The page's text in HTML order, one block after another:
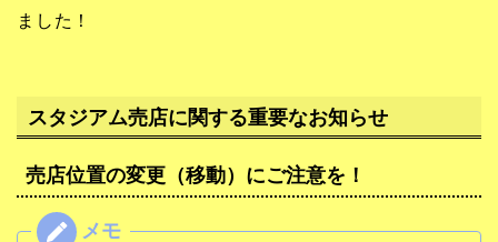
ました！
スタジアム売店に関する重要なお知らせ
売店位置の変更（移動）にご注意を！